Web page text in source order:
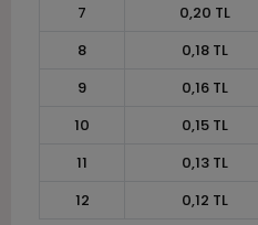
7
0,20 TL
8
0,18 TL
9
0,16 TL
10
0,15 TL
11
0,13 TL
12
0,12 TL